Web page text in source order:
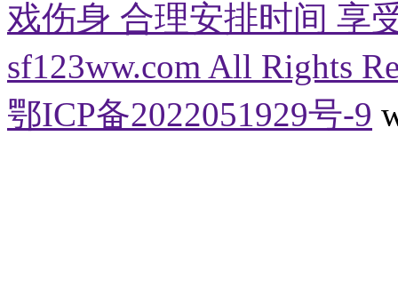
戏伤身 合理安排时间 享
sf123ww.com All Rights
鄂ICP备2022051929号-9